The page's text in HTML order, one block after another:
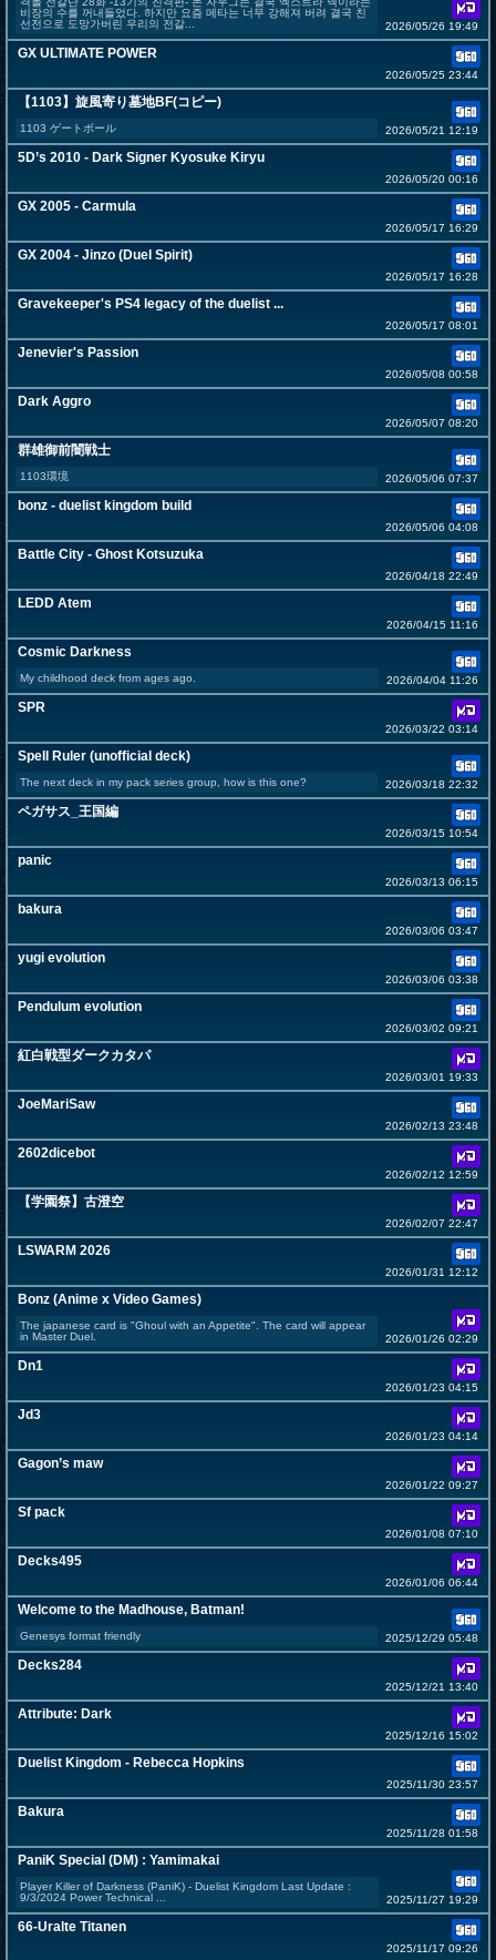
비장의 수를 꺼내들었다. 하지만 요즘 메타는 너무 강해져 버려 결국 친
선전으로 도망가버린 우리의 전갈...
2026/05/26 19:49
GX ULTIMATE POWER
2026/05/25 23:44
【1103】旋風寄り墓地BF(コピー)
1103 ゲートボール 2026/05/21 12:19
5D’s 2010 - Dark Signer Kyosuke Kiryu
2026/05/20 00:16
GX 2005 - Carmula
2026/05/17 16:29
GX 2004 - Jinzo (Duel Spirit)
2026/05/17 16:28
Gravekeeper's PS4 legacy of the duelist ...
2026/05/17 08:01
Jenevier's Passion
2026/05/08 00:58
Dark Aggro
2026/05/07 08:20
群雄御前闇戦士
1103環境 2026/05/06 07:37
bonz - duelist kingdom build
2026/05/06 04:08
Battle City - Ghost Kotsuzuka
2026/04/18 22:49
LEDD Atem
2026/04/15 11:16
Cosmic Darkness
My childhood deck from ages ago. 2026/04/04 11:26
SPR
2026/03/22 03:14
Spell Ruler (unofficial deck)
The next deck in my pack series group, how is this one? 2026/03/18 22:32
ペガサス_王国編
2026/03/15 10:54
panic
2026/03/13 06:15
bakura
2026/03/06 03:47
yugi evolution
2026/03/06 03:38
Pendulum evolution
2026/03/02 09:21
紅白戦型ダークカタパ
2026/03/01 19:33
JoeMariSaw
2026/02/13 23:48
2602dicebot
2026/02/12 12:59
【学園祭】古澄空
2026/02/07 22:47
LSWARM 2026
2026/01/31 12:12
Bonz (Anime x Video Games)
The japanese card is "Ghoul with an Appetite". The card will appear
in Master Duel.
2026/01/26 02:29
Dn1
2026/01/23 04:15
Jd3
2026/01/23 04:14
Gagon’s maw
2026/01/22 09:27
Sf pack
2026/01/08 07:10
Decks495
2026/01/06 06:44
Welcome to the Madhouse, Batman!
Genesys format friendly 2025/12/29 05:48
Decks284
2025/12/21 13:40
Attribute: Dark
2025/12/16 15:02
Duelist Kingdom - Rebecca Hopkins
2025/11/30 23:57
Bakura
2025/11/28 01:58
PaniK Special (DM) : Yamimakai
Player Killer of Darkness (PaniK) - Duelist Kingdom Last Update :
9/3/2024 Power Technical ...
2025/11/27 19:29
66-Uralte Titanen
2025/11/17 09:26